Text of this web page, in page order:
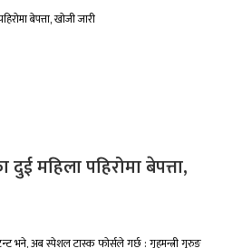
दुई महिला पहिरोमा बेपत्ता,